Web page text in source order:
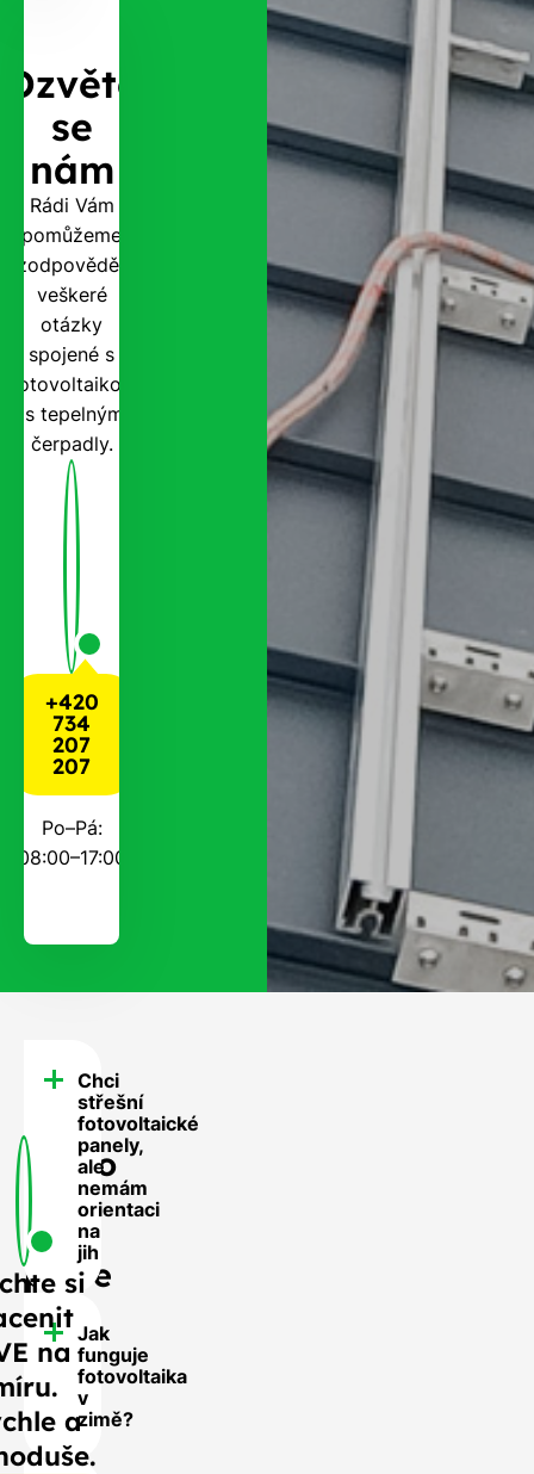
Ozvěte
se
nám
Rádi Vám
pomůžeme
zodpovědět
veškeré
otázky
spojené s
fotovoltaikou
i s tepelnými
čerpadly.
+420
734
207
207
Po–Pá:
08:00–17:00
FAQ
-
Často
se
nás
ptáte
Chci
střešní
fotovoltaické
panely,
ale
nemám
orientaci
na
jih
Jak
funguje
fotovoltaika
v
zimě?
si
na
a